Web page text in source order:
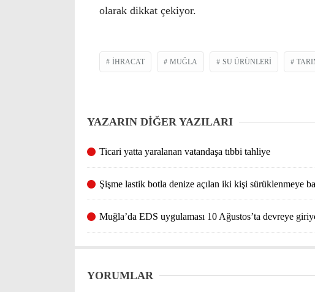
olarak dikkat çekiyor.
İHRACAT MUĞLA SU ÜRÜNLERI
YAZARIN DİĞER YAZILARI
Ticari yatta yaralanan vatandaşa tıbbi tahliye
Şişme lastik botla denize açılan iki kişi sürüklenmeye
Muğla’da EDS uygulaması 10 Ağustos’ta devreye
YORUMLAR